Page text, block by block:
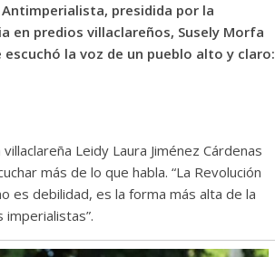
presidida por la
en predios villaclareños, Susely Morfa
la voz de un pueblo alto y claro:
Leidy Laura Jiménez Cárdenas
más de lo que habla. “La Revolución
es debilidad, es la forma más alta de la